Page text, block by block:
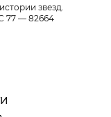
звезд.
77 — 82664